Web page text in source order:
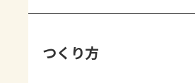
つくり方